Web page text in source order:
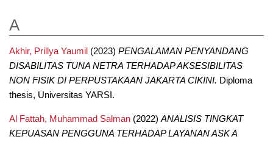
A
Akhir, Prillya Yaumil (2023) PENGALAMAN PENYANDANG
DISABILITAS TUNA NETRA TERHADAP AKSESIBILITAS
NON FISIK DI PERPUSTAKAAN JAKARTA CIKINI. Diploma
thesis, Universitas YARSI.
Al Fattah, Muhammad Salman(2022) ANALISIS TINGKAT
KEPUASAN PENGGUNA TERHADAP LAYANAN ASK A